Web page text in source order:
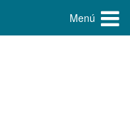
Menú